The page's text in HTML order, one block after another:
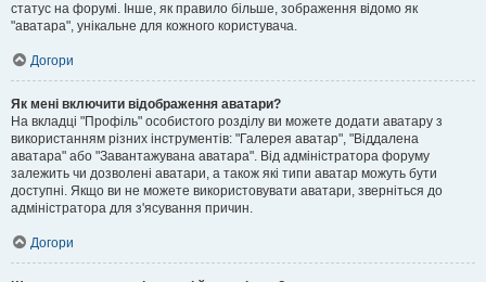
статус на форумі. Інше, як правило більше, зображення відомо як
"аватара", унікальне для кожного користувача.
Догори
Як мені включити відображення аватари?
На вкладці "Профіль" особистого розділу ви можете додати аватару з
використанням різних інструментів: "Галерея аватар", "Віддалена
аватара" або "Завантажувана аватара". Від адміністратора форуму
залежить чи дозволені аватари, а також які типи аватар можуть бути
доступні. Якщо ви не можете використовувати аватари, зверніться до
адміністратора для з'ясування причин.
Догори